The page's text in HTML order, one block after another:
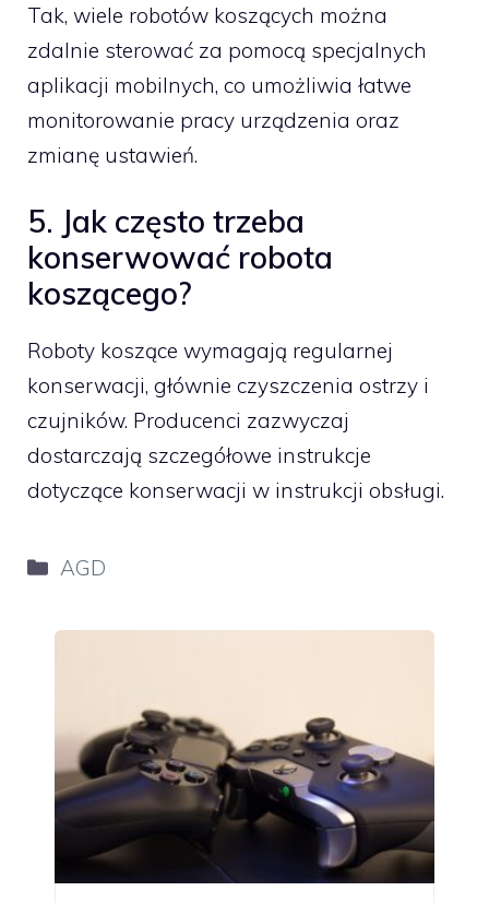
Tak, wiele robotów koszących można
zdalnie sterować za pomocą specjalnych
aplikacji mobilnych, co umożliwia łatwe
monitorowanie pracy urządzenia oraz
zmianę ustawień.
5. Jak często trzeba
konserwować robota
koszącego?
Roboty koszące wymagają regularnej
konserwacji, głównie czyszczenia ostrzy i
czujników. Producenci zazwyczaj
dostarczają szczegółowe instrukcje
dotyczące konserwacji w instrukcji obsługi.
Kategorie
AGD